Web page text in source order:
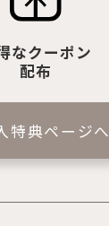
なクーポン
配布
特典ページへ